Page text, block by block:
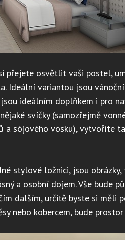
přejete osvětlit vaši postel,
Ideální variantou jsou
ideálním doplňkem i pro
svíčky (samozřejmě
a sójového vosku), vytvoříte
stylové ložnici, jsou
a osobní dojem. Vše bude
dalším, určitě byste si měli
nebo kobercem, bude